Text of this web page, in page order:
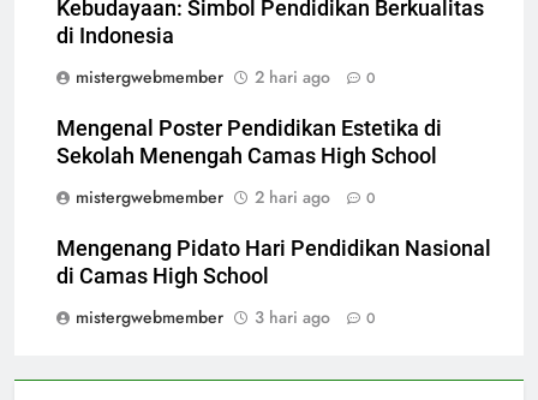
Kebudayaan: Simbol Pendidikan Berkualitas
di Indonesia
mistergwebmember
2 hari ago 0
Mengenal Poster Pendidikan Estetika di
Sekolah Menengah Camas High School
mistergwebmember
2 hari ago 0
Mengenang Pidato Hari Pendidikan Nasional
di Camas High School
mistergwebmember
3 hari ago 0